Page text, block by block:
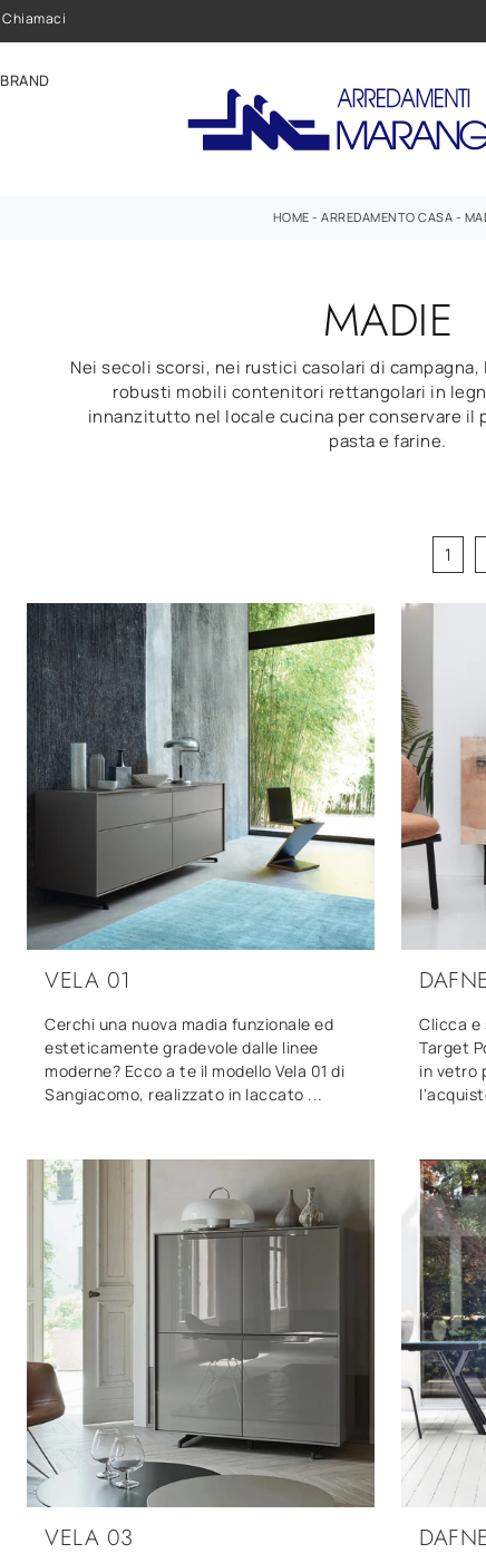
Chiamaci
BRAND
HOME -ARREDAMENTO CASA -
MADIE
Nei secoli scorsi, nei rustici casolari di
robusti mobili contenitori rettangolari in
innanzitutto nel locale cucina per conservare il
pasta e farine.
1
VELA 01
Cerchi una nuova madia funzionale ed
esteticamente gradevole dalle linee
moderne? Ecco a te il modello Vela 01 di
Sangiacomo, realizzato in laccato ...
Clicca e
Target
in vetro
VELA 03